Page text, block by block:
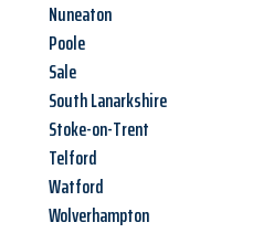
Nuneaton
Poole
Sale
South Lanarkshire
Stoke-on-Trent
Telford
Watford
Wolverhampton